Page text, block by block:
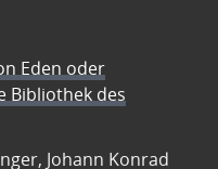
Eden oder
Bibliothek des
Johann Konrad